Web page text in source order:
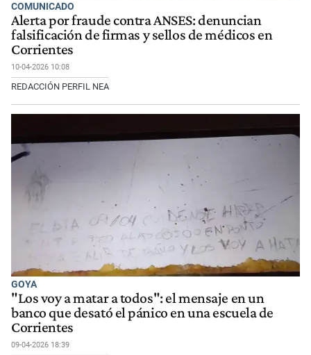
COMUNICADO
Alerta por fraude contra ANSES: denuncian
falsificación de firmas y sellos de médicos en
Corrientes
10-04-2026 10:08
REDACCIÓN PERFIL NEA
GOYA
"Los voy a matar a todos": el mensaje en un
banco que desató el pánico en una escuela de
Corrientes
09-04-2026 18:39